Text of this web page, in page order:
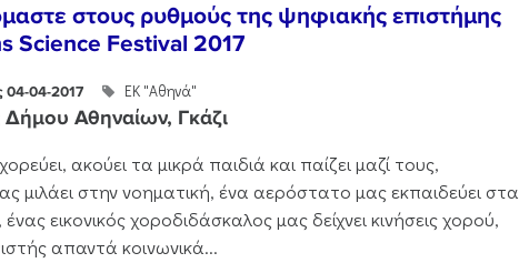
στους ρυθμούς της ψηφιακής επιστήμης
Science Festival 2017
04-04-2017 ΕΚ "Αθηνά"
Δήμου Αθηναίων, Γκάζι
ακούει τα μικρά παιδιά και παίζει μαζί τους,
μιλάει στην νοηματική, ένα αερόστατο μας εκπαιδεύει στα
εικονικός χοροδιδάσκαλος μας δείχνει κινήσεις χορού,
απαντά κοινωνικά...